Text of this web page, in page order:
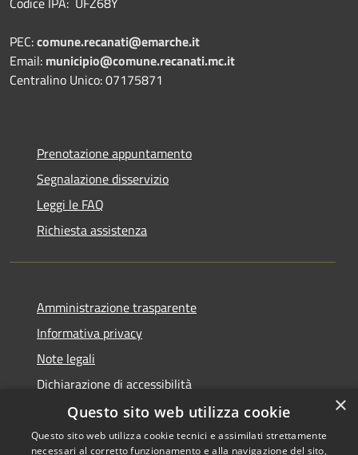
PEC:comune.recanati@emarche.it
Email: municipio@comune.recanati.mc.it
Centralino Unico: 07175871
Prenotazione appuntamento
Segnalazione disservizio
Leggi le FAQ
Richiesta assistenza
Amministrazione trasparente
Informativa privacy
Note legali
Dichiarazione di accessibilità
×
Questo sito web utilizza cookie
Questo sito web utilizza cookie tecnici e assimilati strettamente
necessari al corretto funzionamento e alla navigazione del sito,